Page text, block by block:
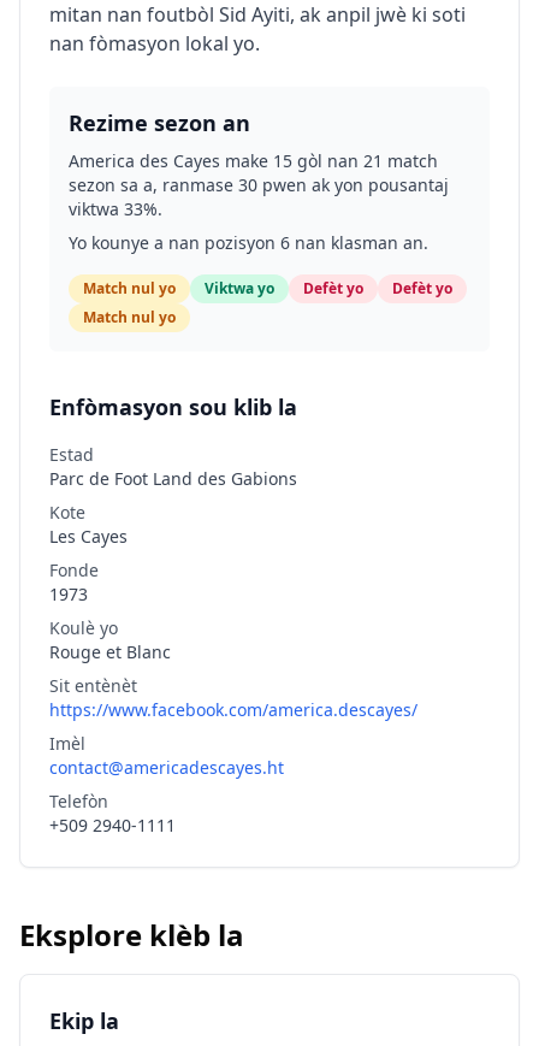
mitan nan foutbòl Sid Ayiti, ak anpil jwè ki soti
nan fòmasyon lokal yo.
Rezime sezon an
America des Cayes make 15 gòl nan 21 match
sezon sa a, ranmase 30 pwen ak yon pousantaj
viktwa 33%.
Yo kounye a nan pozisyon 6 nan klasman an.
Match nul yo Viktwa yo Defèt yo
Defèt yo
Match nul yo
Enfòmasyon sou klib la
Estad
Parc de Foot Land des Gabions
Kote
Les Cayes
Fonde
1973
Koulè yo
Rouge et Blanc
Sit entènèt
https://www.facebook.com/america.descayes/
Imèl
contact@americadescayes.ht
Telefòn
+509 2940-1111
Eksplore klèb la
Ekip la